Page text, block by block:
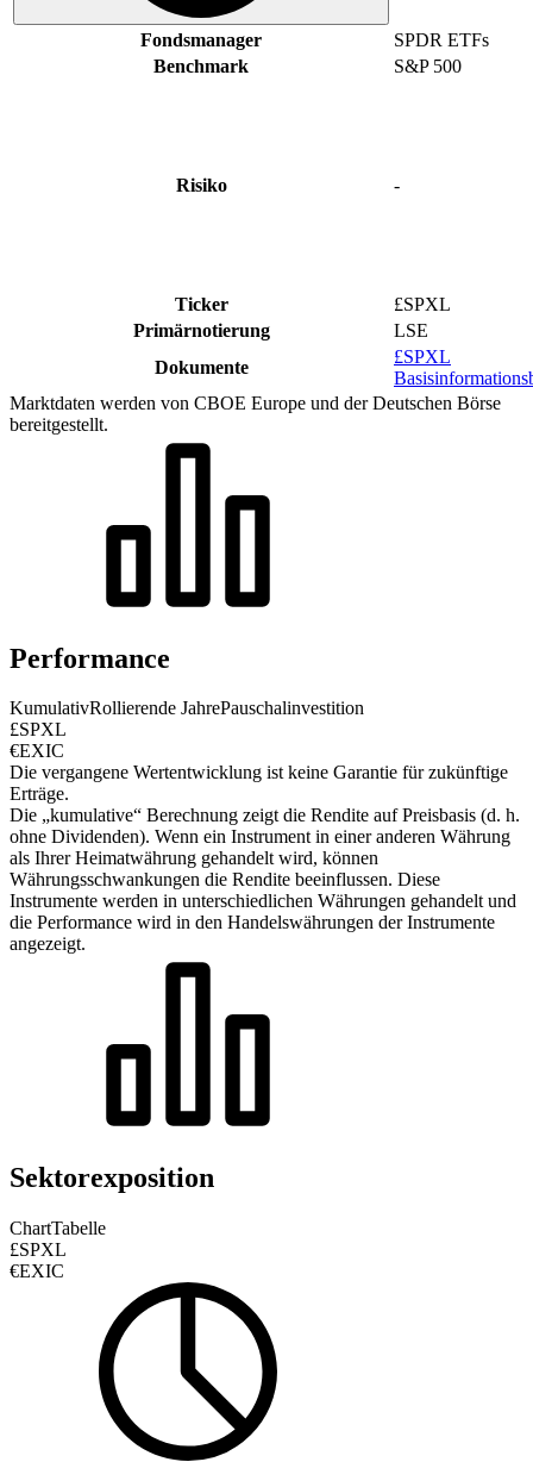
Fondsmanager
SPDR ETFs
Benchmark
S&P 500
Risiko -
Ticker
£SPXL
Primärnotierung
LSE
Dokumente
£SPXL
Marktdaten werden von CBOE Europe und der Deutschen Börse
bereitgestellt.
Performance
KumulativRollierende JahrePauschalinvestition
£SPXL
€EXIC
Die vergangene Wertentwicklung ist keine Garantie für zukünftige
Erträge.
Die „kumulative“ Berechnung zeigt die Rendite auf Preisbasis (d. h.
ohne Dividenden). Wenn ein Instrument in einer anderen Währung
als Ihrer Heimatwährung gehandelt wird, können
Währungsschwankungen die Rendite beeinflussen. Diese
Instrumente werden in unterschiedlichen Währungen gehandelt und
die Performance wird in den Handelswährungen der Instrumente
angezeigt.
Sektorexposition
ChartTabelle
£SPXL
€EXIC